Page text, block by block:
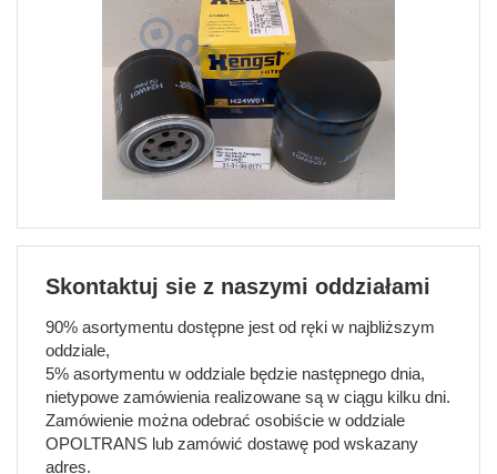
Skontaktuj sie z naszymi oddziałami
90% asortymentu dostępne jest od ręki w najbliższym
oddziale,
5% asortymentu w oddziale będzie następnego dnia,
nietypowe zamówienia realizowane są w ciągu kilku dni.
Zamówienie można odebrać osobiście w oddziale
OPOLTRANS lub zamówić dostawę pod wskazany
adres.